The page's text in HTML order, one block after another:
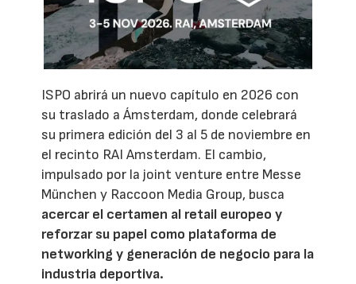
ISPO abrirá un nuevo capítulo en 2026 con
su traslado a Ámsterdam, donde celebrará
su primera edición del 3 al 5 de noviembre en
el recinto RAI Amsterdam. El cambio,
impulsado por la joint venture entre Messe
München y Raccoon Media Group, busca
acercar el certamen al retail europeo y
reforzar su papel como plataforma de
networking y generación de negocio para la
industria deportiva.